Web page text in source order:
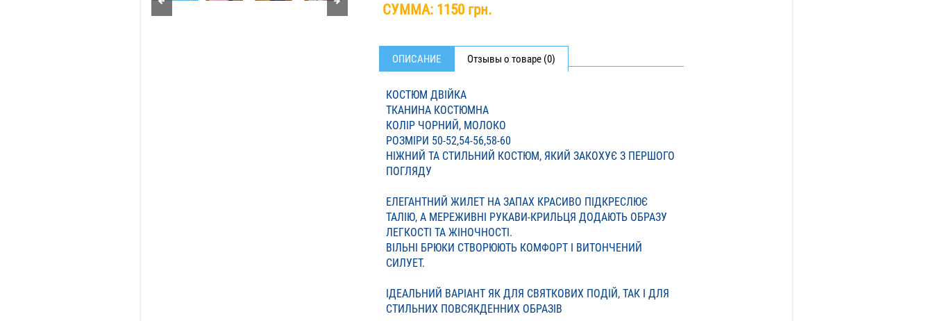
СУММА: 1150 грн.
ОПИСАНИЕ Отзывы о товаре (0)
КОСТЮМ ДВІЙКА
ТКАНИНА КОСТЮМНА
КОЛІР ЧОРНИЙ, МОЛОКО
РОЗМІРИ 50-52,54-56,58-60
НІЖНИЙ ТА СТИЛЬНИЙ КОСТЮМ, ЯКИЙ ЗАКОХУЄ З ПЕРШОГО
ПОГЛЯДУ
ЕЛЕГАНТНИЙ ЖИЛЕТ НА ЗАПАХ КРАСИВО ПІДКРЕСЛЮЄ
ТАЛІЮ, А МЕРЕЖИВНІ РУКАВИ-КРИЛЬЦЯ ДОДАЮТЬ ОБРАЗУ
ЛЕГКОСТІ ТА ЖІНОЧНОСТІ.
ВІЛЬНІ БРЮКИ СТВОРЮЮТЬ КОМФОРТ І ВИТОНЧЕНИЙ
СИЛУЕТ.
ІДЕАЛЬНИЙ ВАРІАНТ ЯК ДЛЯ СВЯТКОВИХ ПОДІЙ, ТАК І ДЛЯ
СТИЛЬНИХ ПОВСЯКДЕННИХ ОБРАЗІВ